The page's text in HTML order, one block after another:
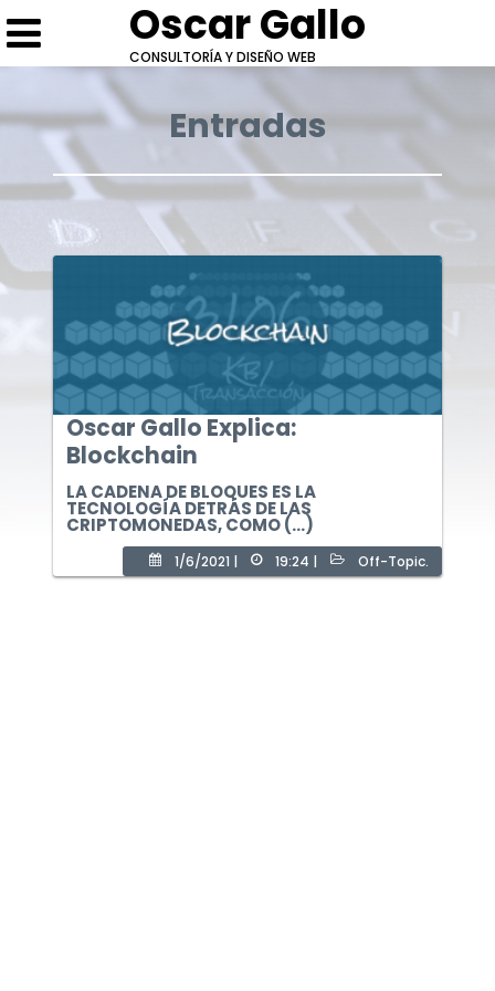
Oscar Gallo
CONSULTORÍA Y DISEÑO WEB
Entradas
Oscar Gallo Explica:
Blockchain
LA CADENA DE BLOQUES ES LA
TECNOLOGÍA DETRÁS DE LAS
CRIPTOMONEDAS, COMO (...)
1/6/2021 | 19:24 | Off-Topic.
Escríbeme
Conversemos
* Campos obligatorios.
Cotización: Oscar Gallo Explica: Blockchain
* Campos obligatorios.